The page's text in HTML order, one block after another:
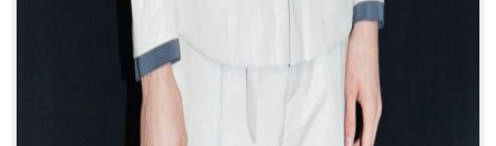
Una bolsa con cáscaras de
frutas: diseño sustentable y
biodegradable para llevar